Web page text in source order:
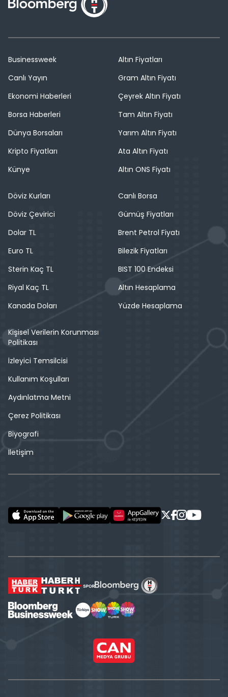
Businessweek
Canlı Yayın
Ekonomi Haberleri
Borsa Haberleri
Dünya Borsaları
Kripto Fiyatları
Künye
Altın Fiyatları
Gram Altın Fiyatı
Çeyrek Altın Fiyatı
Tam Altın Fiyatı
Yarım Altın Fiyatı
Ata Altın Fiyatı
Altın ONS Fiyatı
Döviz Kurları
Döviz Çevirici
Dolar TL
Euro TL
Sterin Kaç TL
Riyal Kaç TL
Kanada Doları
Canlı Borsa
Gümüş Fiyatları
Brent Petrol Fiyatı
Bilezik Fiyatları
BIST 100 Endeksi
Altın Hesaplama
Yüzde Hesaplama
Kişisel Verilerin Korunması
Politikası
İzleyici Temsilcisi
Kullanım Koşulları
Aydınlatma Metni
Çerez Politikası
Biyografi
İletişim